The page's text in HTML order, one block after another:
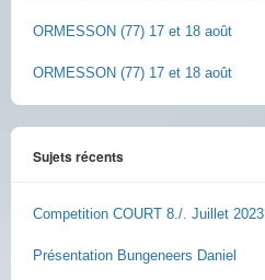
ORMESSON (77) 17 et 18 août
ORMESSON (77) 17 et 18 août
Sujets récents
Competition COURT 8./. Juillet 2023
Présentation Bungeneers Daniel